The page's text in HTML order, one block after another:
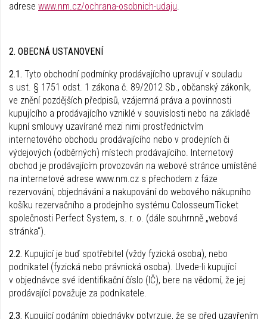
adrese www.nm.cz/ochrana-osobnich-udaju.
2. OBECNÁ USTANOVENÍ
2.1. Tyto obchodní podmínky prodávajícího upravují v souladu
s ust. § 1751 odst. 1 zákona č. 89/2012 Sb., občanský zákoník,
ve znění pozdějších předpisů, vzájemná práva a povinnosti
kupujícího a prodávajícího vzniklé v souvislosti nebo na základě
kupní smlouvy uzavírané mezi nimi prostřednictvím
internetového obchodu prodávajícího nebo v prodejních či
výdejových (odběrných) místech prodávajícího. Internetový
obchod je prodávajícím provozován na webové stránce umístěné
na internetové adrese www.nm.cz s přechodem z fáze
rezervování, objednávání a nakupování do webového nákupního
košíku rezervačního a prodejního systému ColosseumTicket
společnosti Perfect System, s. r. o. (dále souhrnně „webová
stránka“).
2.2. Kupující je buď spotřebitel (vždy fyzická osoba), nebo
podnikatel (fyzická nebo právnická osoba). Uvede-li kupující
v objednávce své identifikační číslo (IČ), bere na vědomí, že jej
prodávající považuje za podnikatele.
2.3. Kupující podáním objednávky potvrzuje, že se před uzavřením